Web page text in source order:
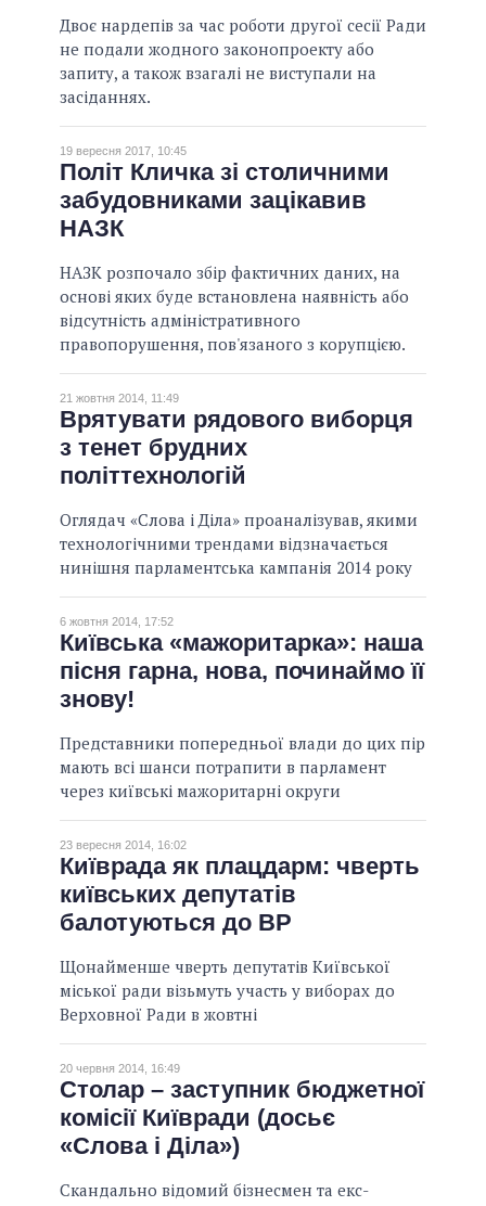
Двоє нардепів за час роботи другої сесії Ради
не подали жодного законопроекту або
запиту, а також взагалі не виступали на
засіданнях.
19 вересня 2017, 10:45
Політ Кличка зі столичними
забудовниками зацікавив
НАЗК
НАЗК розпочало збір фактичних даних, на
основі яких буде встановлена наявність або
відсутність адміністративного
правопорушення, пов'язаного з корупцією.
21 жовтня 2014, 11:49
Врятувати рядового виборця
з тенет брудних
політтехнологій
Оглядач «Слова і Діла» проаналізував, якими
технологічними трендами відзначається
нинішня парламентська кампанія 2014 року
6 жовтня 2014, 17:52
Київська «мажоритарка»: наша
пісня гарна, нова, починаймо її
знову!
Представники попередньої влади до цих пір
мають всі шанси потрапити в парламент
через київські мажоритарні округи
23 вересня 2014, 16:02
Київрада як плацдарм: чверть
київських депутатів
балотуються до ВР
Щонайменше чверть депутатів Київської
міської ради візьмуть участь у виборах до
Верховної Ради в жовтні
20 червня 2014, 16:49
Столар – заступник бюджетної
комісії Київради (досьє
«Слова і Діла»)
Скандально відомий бізнесмен та екс-